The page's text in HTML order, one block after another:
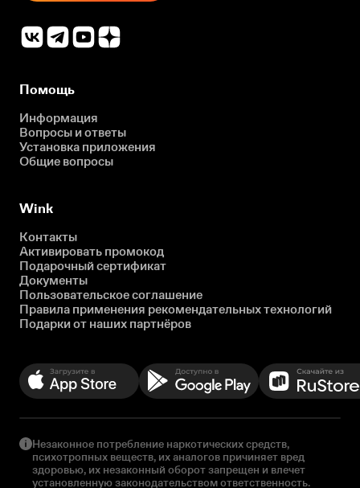
Помощь
Информация
Вопросы и ответы
Установка приложения
Общие вопросы
Wink
Контакты
Активировать промокод
Подарочный сертификат
Документы
Пользовательское соглашение
Правила применения рекомендательных технологий
Подарки от наших партнёров
Незаконное потребление наркотических средств,
психотропных веществ, их аналогов причиняет вред
здоровью, их незаконный оборот запрещен и влечет
установленную законодательством ответственность.